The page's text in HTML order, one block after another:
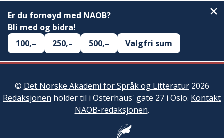
Er du fornøyd med NAOB?
Bli med og bidra!
100,–
250,– 500,– Valgfri sum
© Det Norske Akademi for Språk og Litteratur2026
Redaksjonen holder til i Osterhaus' gate 27 i Oslo. Kontakt
NAOB-redaksjonen.